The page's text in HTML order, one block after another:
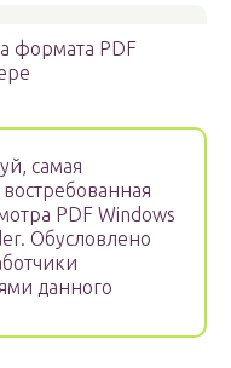
формата PDF
самая
PDF Windows
Обусловлено
данного